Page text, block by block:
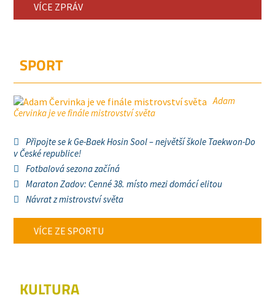
VÍCE ZPRÁV
SPORT
Adam
Červinka je ve finále mistrovství světa
Připojte se k Ge-Baek Hosin Sool – největší škole Taekwon-Do
v České republice!
Fotbalová sezona začíná
Maraton Zadov: Cenné 38. místo mezi domácí elitou
Návrat z mistrovství světa
VÍCE ZE SPORTU
KULTURA